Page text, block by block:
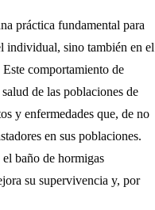
práctica fundamental para
individual, sino también en el
comportamiento de
de las poblaciones de
y enfermedades que, de no
en sus poblaciones.
baño de hormigas
su supervivencia y, por